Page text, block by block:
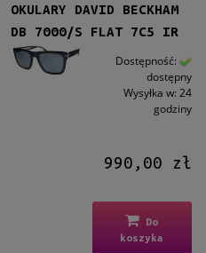
OKULARY DAVID BECKHAM
DB 7000/S FLAT 7C5 IR
Dostępność:
dostępny
Wysyłka w: 24
godziny
990,00 zł
Do
koszyka